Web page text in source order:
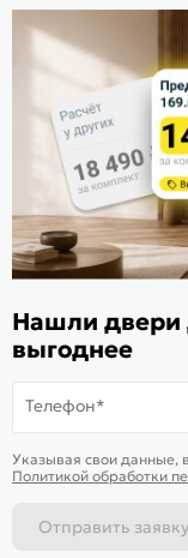
В корзину-94
Стать
Расскажите о нас
Оцените магазин
ИКС 1340
© 2010—2026 Склад
Пользовательское
Политика
Нашли двери
выгоднее
Телефон*
Указывая свои данные,
Политикой обработки
Отправить заявку